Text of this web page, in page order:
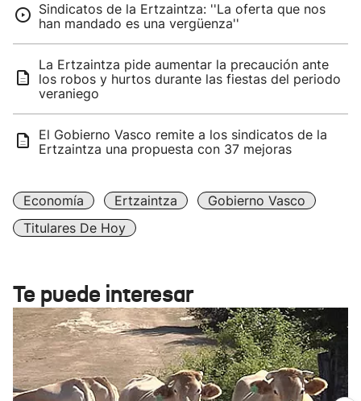
Sindicatos de la Ertzaintza: ''La oferta que nos
han mandado es una vergüenza''
La Ertzaintza pide aumentar la precaución ante
los robos y hurtos durante las fiestas del periodo
veraniego
El Gobierno Vasco remite a los sindicatos de la
Ertzaintza una propuesta con 37 mejoras
Economía Ertzaintza
Gobierno Vasco
Titulares De Hoy
Te puede interesar